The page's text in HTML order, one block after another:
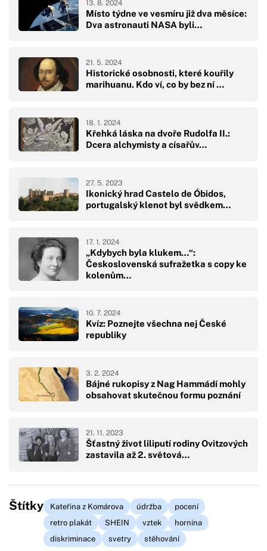
Místo týdne ve vesmíru již dva měsíce:
Dva astronauti NASA byli…
13. 8. 2024
Historické osobnosti, které kouřily
marihuanu. Kdo ví, co by bez ní …
21. 5. 2024
Křehká láska na dvoře Rudolfa II.:
Dcera alchymisty a císařův…
18. 1. 2024
Ikonický hrad Castelo de Óbidos,
portugalský klenot byl svědkem…
27. 5. 2023
„Kdybych byla klukem…“:
Československá sufražetka s copy ke
kolenům…
17. 1. 2024
Kvíz: Poznejte všechna nej České
republiky
10. 7. 2024
Bájné rukopisy z Nag Hammádí mohly
obsahovat skutečnou formu poznání
3. 2. 2024
Šťastný život liliputí rodiny Ovitzových
zastavila až 2. světová…
21. 11. 2023
Štítky Kateřina z Komárova údržba
pocení
retro plakát
SHEIN vztek
hornina
diskriminace
svetry stěhování